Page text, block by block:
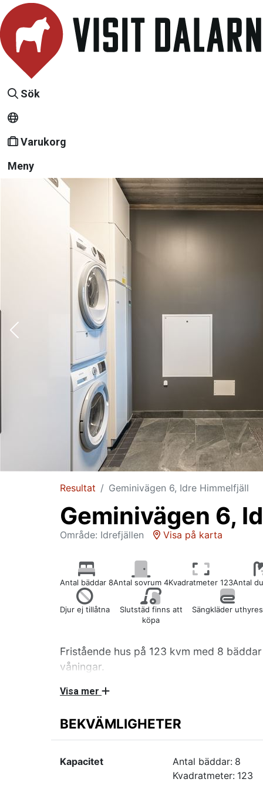
Sök
Varukorg
Meny
Resultat Geminivägen 6, Idre Himmelfjäll
Geminivägen 6,
Område: Idrefjällen Visa på karta
Antal bäddar 8Antal sovrum 4Kvadratmeter 123Antal
Djur ej tillåtna
Slutstäd finns att
köpa
Sängkläder uthyres
Fristående hus på 123 kvm med 8
våningar.
Två sovrum med en dubbelsäng samt TV i
samt ett sovrum med en våningssäng där
120 cm bred. Kombinerat kök och allrum
WC/dusch. Tvättmaskin, torktumlare,
Visa mer
BEKVÄMLIGHETER
Kapacitet Antal bäddar: 8
Kvadratmeter: 123